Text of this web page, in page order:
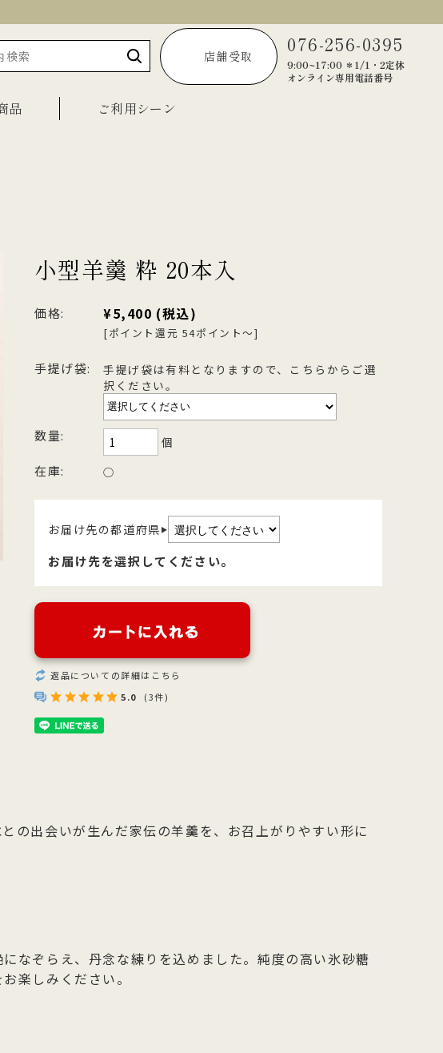
店舗受取
076-256-0395
9:00~17:00 ＊1/1・2定休
オンライン専用電話番号
プレス便
カード
3,000円～3,999円
5,000円以上
極上の糸寒天を
森八の昔ながらの黒羊羹。玄と比較
して、米飴を贅沢に使用しており、
濃厚でコクのある甘さが特徴です。
品
に仕上げた小型
400年の歴史を誇る「宝達葛」を用
いた、つるりとした爽やかなのどご
しが自慢のくずきり
ご利用シーン
小型羊羹 粋 20本入
価格: ¥5,400 (税込)
[ポイント還元 54ポイント～]
手提げ袋:
手提げ袋は有料となりますので、こちらからご選
択ください。
数量: 個
在庫: ○
お届け先の都道府県 ▶
お届け先を選択してください。
返品についての詳細はこちら
5.0
(3件)
の出会いが生んだ家伝の羊羹を、お召上がりやすい形に
なぞらえ、丹念な練りを込めました。純度の高い氷砂糖
楽しみください。